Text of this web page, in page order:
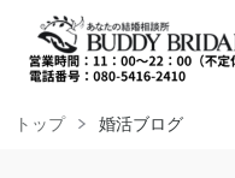
トップ 婚活ブログ